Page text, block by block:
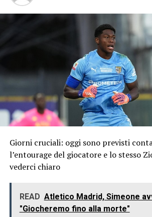
Giorni cruciali: oggi sono previsti
l’entourage del giocatore e lo stesso
vederci chiaro
READ Atletico Madrid, Simeone
"Giocheremo fino alla morte"